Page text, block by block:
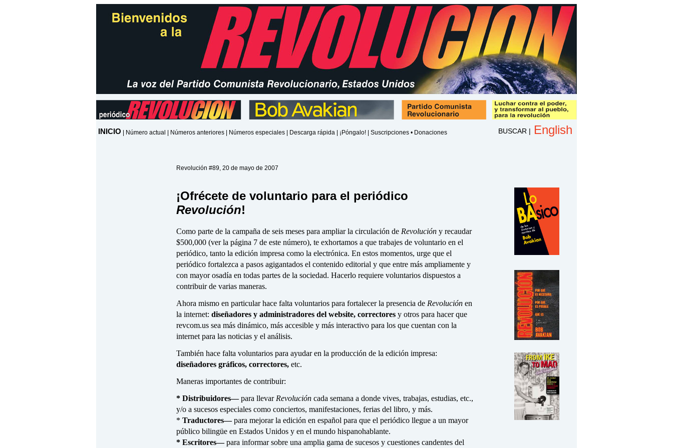
INICIO Número actual Números anteriores Números especiales Descarga rápida ¡Póngalo! Suscripciones • Donaciones English
BUSCAR |
Revolución #89, 20 de mayo de 2007
¡Ofrécete de voluntario para el periódico
Revolución!
Como parte de la campaña de seis meses para ampliar la circulación de Revolución y recaudar
$500,000 (ver la página 7 de este número), te exhortamos a que trabajes de voluntario en el
periódico, tanto la edición impresa como la electrónica. En estos momentos, urge que el
periódico fortalezca a pasos agigantados el contenido editorial y que entre más ampliamente y
con mayor osadía en todas partes de la sociedad. Hacerlo requiere voluntarios dispuestos a
contribuir de varias maneras.
Ahora mismo en particular hace falta voluntarios para fortalecer la presencia de Revolución en
la internet: diseñadores y administradores del website, correctores y otros para hacer que
revcom.us sea más dinámico, más accesible y más interactivo para los que cuentan con la
internet para las noticias y el análisis.
También hace falta voluntarios para ayudar en la producción de la edición impresa:
diseñadores gráficos, correctores, etc.
Maneras importantes de contribuir:
* Distribuidores—para llevar Revolución cada semana a donde vives, trabajas, estudias, etc.,
y/o a sucesos especiales como conciertos, manifestaciones, ferias del libro, y más.
* Traductores—para mejorar la edición en español para que el periódico llegue a un mayor
público bilingüe en Estados Unidos y en el mundo hispanohablante.
* Escritores—para informar sobre una amplia gama de sucesos y cuestiones candentes del